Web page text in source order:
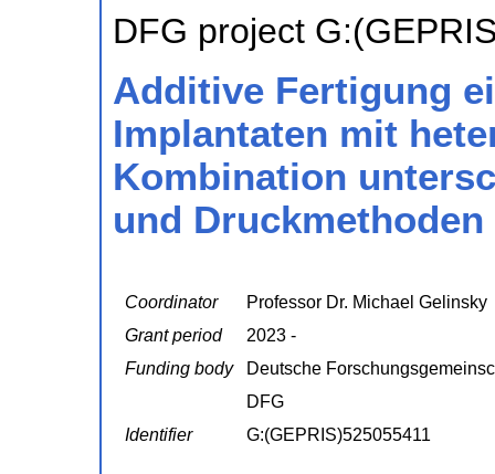
DFG project
Additive Fertigung
Implantaten mit
Kombination
und Druckmethoden
Coordinator
Professor Dr. Michael Gelinsky
Grant period
2023 -
Funding body
Deutsche
DFG
Identifier
G:(GEPRIS)525055411